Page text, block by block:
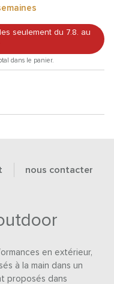
seulement du 7.8. au
dans le panier.
nous contacter
en extérieur,
à la main dans un
proposés dans